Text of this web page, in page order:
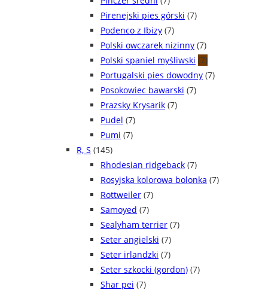
Pirenejski pies górski (7)
Podenco z Ibizy (7)
Polski owczarek nizinny (7)
Polski spaniel myśliwski (7)
Portugalski pies dowodny (7)
Posokowiec bawarski (7)
Prazsky Krysarik (7)
Pudel (7)
Pumi (7)
R, S (145)
Rhodesian ridgeback (7)
Rosyjska kolorowa bolonka (7)
Rottweiler (7)
Samoyed (7)
Sealyham terrier (7)
Seter angielski (7)
Seter irlandzki (7)
Seter szkocki (gordon) (7)
Shar pei (7)